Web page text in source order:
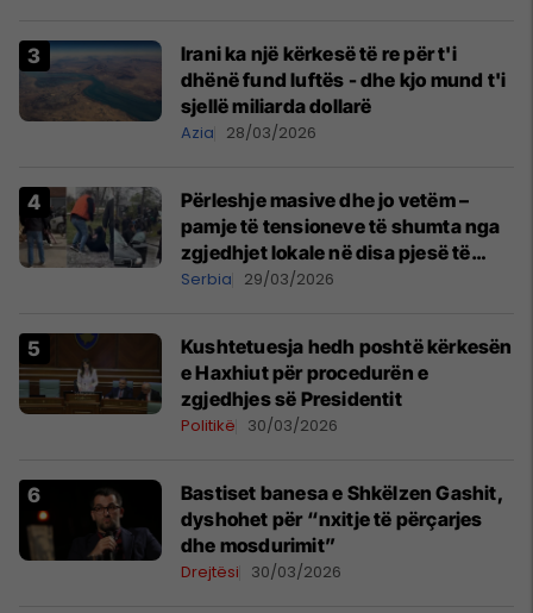
Irani ka një kërkesë të re për t'i
dhënë fund luftës - dhe kjo mund t'i
sjellë miliarda dollarë
Azia 28/03/2026
Përleshje masive dhe jo vetëm –
pamje të tensioneve të shumta nga
zgjedhjet lokale në disa pjesë të
Serbisë
Serbia 29/03/2026
Kushtetuesja hedh poshtë kërkesën
e Haxhiut për procedurën e
zgjedhjes së Presidentit
Politikë 30/03/2026
Bastiset banesa e Shkëlzen Gashit,
dyshohet për “nxitje të përçarjes
dhe mosdurimit”
Drejtësi 30/03/2026